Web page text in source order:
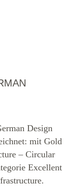
Design
mit Gold
– Circular
Excellent